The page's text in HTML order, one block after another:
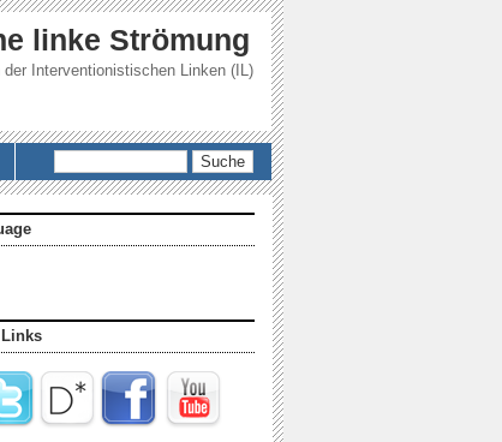
linke Strömung
der Interventionistischen Linken (IL)